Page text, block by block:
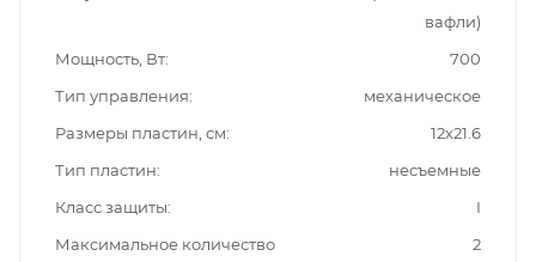
вафли)
Мощность, Вт
700
Тип управления
механическое
Размеры пластин, см
12х21.6
Тип пластин
несъемные
Класс защиты
I
Максимальное количество
2